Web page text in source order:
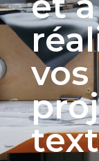
vos